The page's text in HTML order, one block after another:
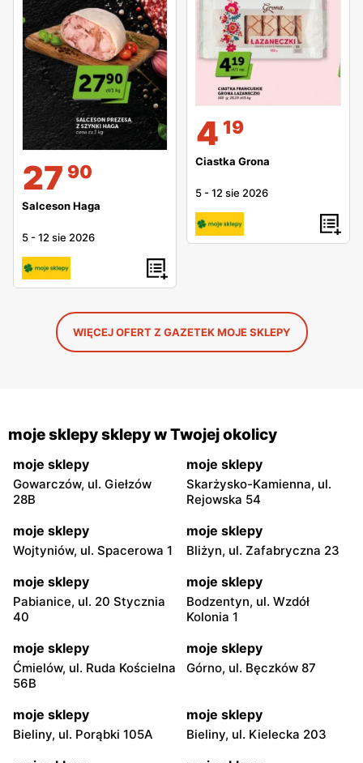
27 90
Salceson Haga
5 -12 sie 2026
4 19
Ciastka Grona
5 -12 sie 2026
WIĘCEJ OFERT Z GAZETEK MOJE SKLEPY
moje sklepy sklepy w Twojej okolicy
moje sklepy
Gowarczów, ul. Giełzów
28B
moje sklepy
Skarżysko-Kamienna, ul.
Rejowska 54
moje sklepy
Wojtyniów, ul. Spacerowa 1
moje sklepy
Bliżyn, ul. Zafabryczna 23
moje sklepy
Pabianice, ul. 20 Stycznia
40
moje sklepy
Bodzentyn, ul. Wzdół
Kolonia 1
moje sklepy
Ćmielów, ul. Ruda Kościelna
56B
moje sklepy
Górno, ul. Bęczków 87
moje sklepy
Bieliny, ul. Porąbki 105A
moje sklepy
Bieliny, ul. Kielecka 203